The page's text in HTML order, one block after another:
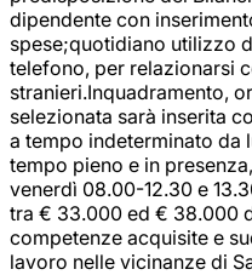
dipendente con
spese;quotidiano utilizzo
telefono, per relazionarsi
stranieri.Inquadramento,
selezionata sarà inserita
a tempo indeterminato
tempo pieno e in
venerdì 08.00-12.30 e
tra € 33.000 ed € 38.000
competenze acquisite e
lavoro nelle vicinanze di